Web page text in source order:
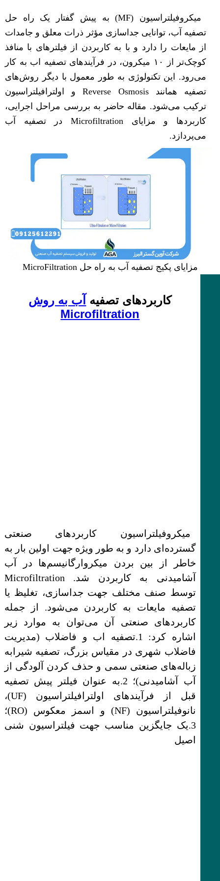
میکروفیلتراسیون (MF) به پیش گفتار یک راه حل
تصفیه آب، توانایی جداسازی مؤثر ذرات معلق و جامدات
از مایعات را دارد و با به کاربردن از فیلترهای با منافذ
کوچک‌تر از ۱۰ میکرون، در فرآیندهای تصفیه اب به کار
می‌رود. این تکنولوژی به طور معمول با دیگر روش‌های
تصفیه همانند Reverse Osmosis و اولترافیلتراسیون
ترکیب می‌شود. مقاله حاضر به بررسی مراحل اجرایی،
کاربردها و مزایای Microfiltration در تصفیه آب
می‌پردازد.
مزایای پکیج تصفیه آب به راه حل MicroFiltration
کاربرد‌های تصفیه آب به روش
Microfiltration
میکرو‌فیلتراسیون کاربردهای صنعتی
گسترده‌ای دارد و به طور ویژه جهت اولین بار به
خاطر از بین بردن میکروارگانیسم‌ها در آب
آشامیدنی به کاربردن شد. Microfiltration
توسط صنف مختلف جهت جداسازی، تغلیظ یا
تصفیه مایعات به کاربردن می‌شود. از جمله
کاربردهای صنعتی آن می‌توان به موارد زیر
اشاره کرد: 1.تصفیه اب و فاضلاب (مدیریت
فاضلاب شهری در مقیاس بزرگ، تصفیه شیرابه
زباله‌های صنعتی سمی و حذف کردن آلودگی از
آب آشامیدنی)؛ 2.به عنوان فیلتر پیش تصفیه
قبل از فرآیندهای اولترافیلتراسیون (UF)،
نانوفیلتراسیون (NF) و اسمز معکوس (RO)؛
3.یک جایگزین مناسب جهت فیلتراسیون شنی
اصیل